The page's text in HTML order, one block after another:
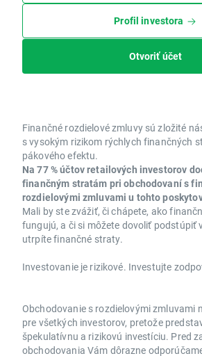
Profil investora
Otvoriť účet
Finančné rozdielové zmluvy sú zložité
s vysokým rizikom rýchlych finančných
pákového efektu.
Na 77 % účtov retailových investorov
finančným stratám pri obchodovaní s
rozdielovými zmluvami u tohto
Mali by ste zvážiť, či chápete, ako
fungujú, a či si môžete dovoliť podstúpiť
utrpíte finančné straty.
Investovanie je rizikové. Investujte
Obchodovanie s rozdielovými zmluvami
pre všetkých investorov, pretože
špekulatívnu a rizikovú investíciu. Pred
obchodovania Vám dôrazne